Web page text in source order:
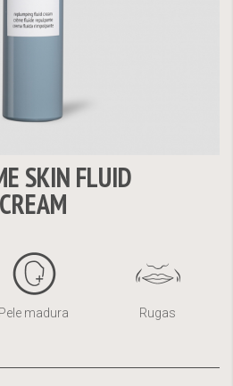
SKIN FLUID
CREAM
Pele madura Rugas